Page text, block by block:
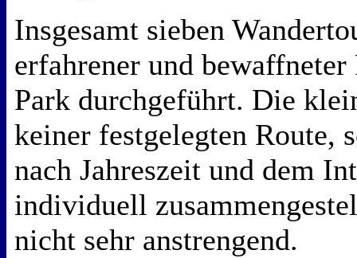
Insgesamt sieben
erfahrener und
Park durchgeführt. Die
keiner festgelegten Route,
nach Jahreszeit und dem
individuell
nicht sehr anstrengend.